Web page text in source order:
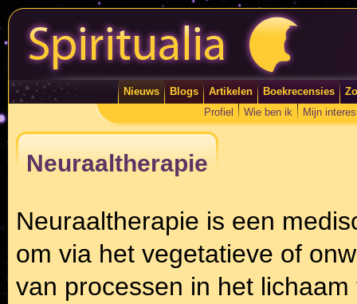
Nieuws Blogs Artikelen Boekrecensies
Profiel
Wie ben ik Mijn
Neuraaltherapie
Neuraaltherapie is een
om via het vegetatieve of
van processen in het